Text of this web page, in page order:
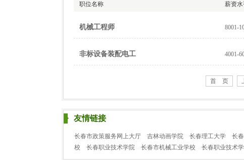
职位名称 薪资
机械工程师 8001-
非标设备装配电工 4001-
首 页
友情链接
长春市政策服务网上大厅 吉林动画学院 长春理工大学 长
校
长春职业技术学院 长春市机械工业学校 长春职业技术